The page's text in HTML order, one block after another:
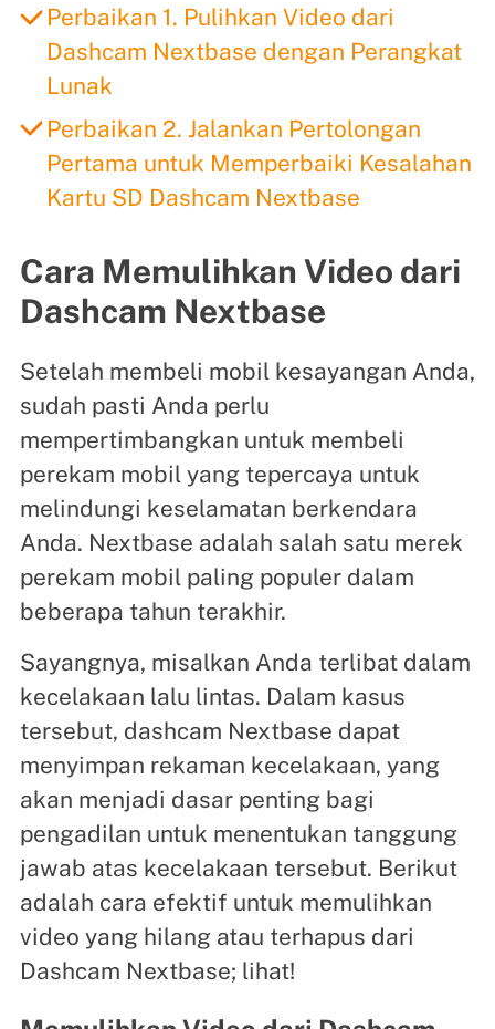
Perbaikan 1. Pulihkan Video dari
Dashcam Nextbase dengan Perangkat
Lunak
Perbaikan 2. Jalankan Pertolongan
Pertama untuk Memperbaiki Kesalahan
Kartu SD Dashcam Nextbase
Cara Memulihkan Video dari
Dashcam Nextbase
Setelah membeli mobil kesayangan Anda,
sudah pasti Anda perlu
mempertimbangkan untuk membeli
perekam mobil yang tepercaya untuk
melindungi keselamatan berkendara
Anda. Nextbase adalah salah satu merek
perekam mobil paling populer dalam
beberapa tahun terakhir.
Sayangnya, misalkan Anda terlibat dalam
kecelakaan lalu lintas. Dalam kasus
tersebut, dashcam Nextbase dapat
menyimpan rekaman kecelakaan, yang
akan menjadi dasar penting bagi
pengadilan untuk menentukan tanggung
jawab atas kecelakaan tersebut. Berikut
adalah cara efektif untuk memulihkan
video yang hilang atau terhapus dari
Dashcam Nextbase; lihat!